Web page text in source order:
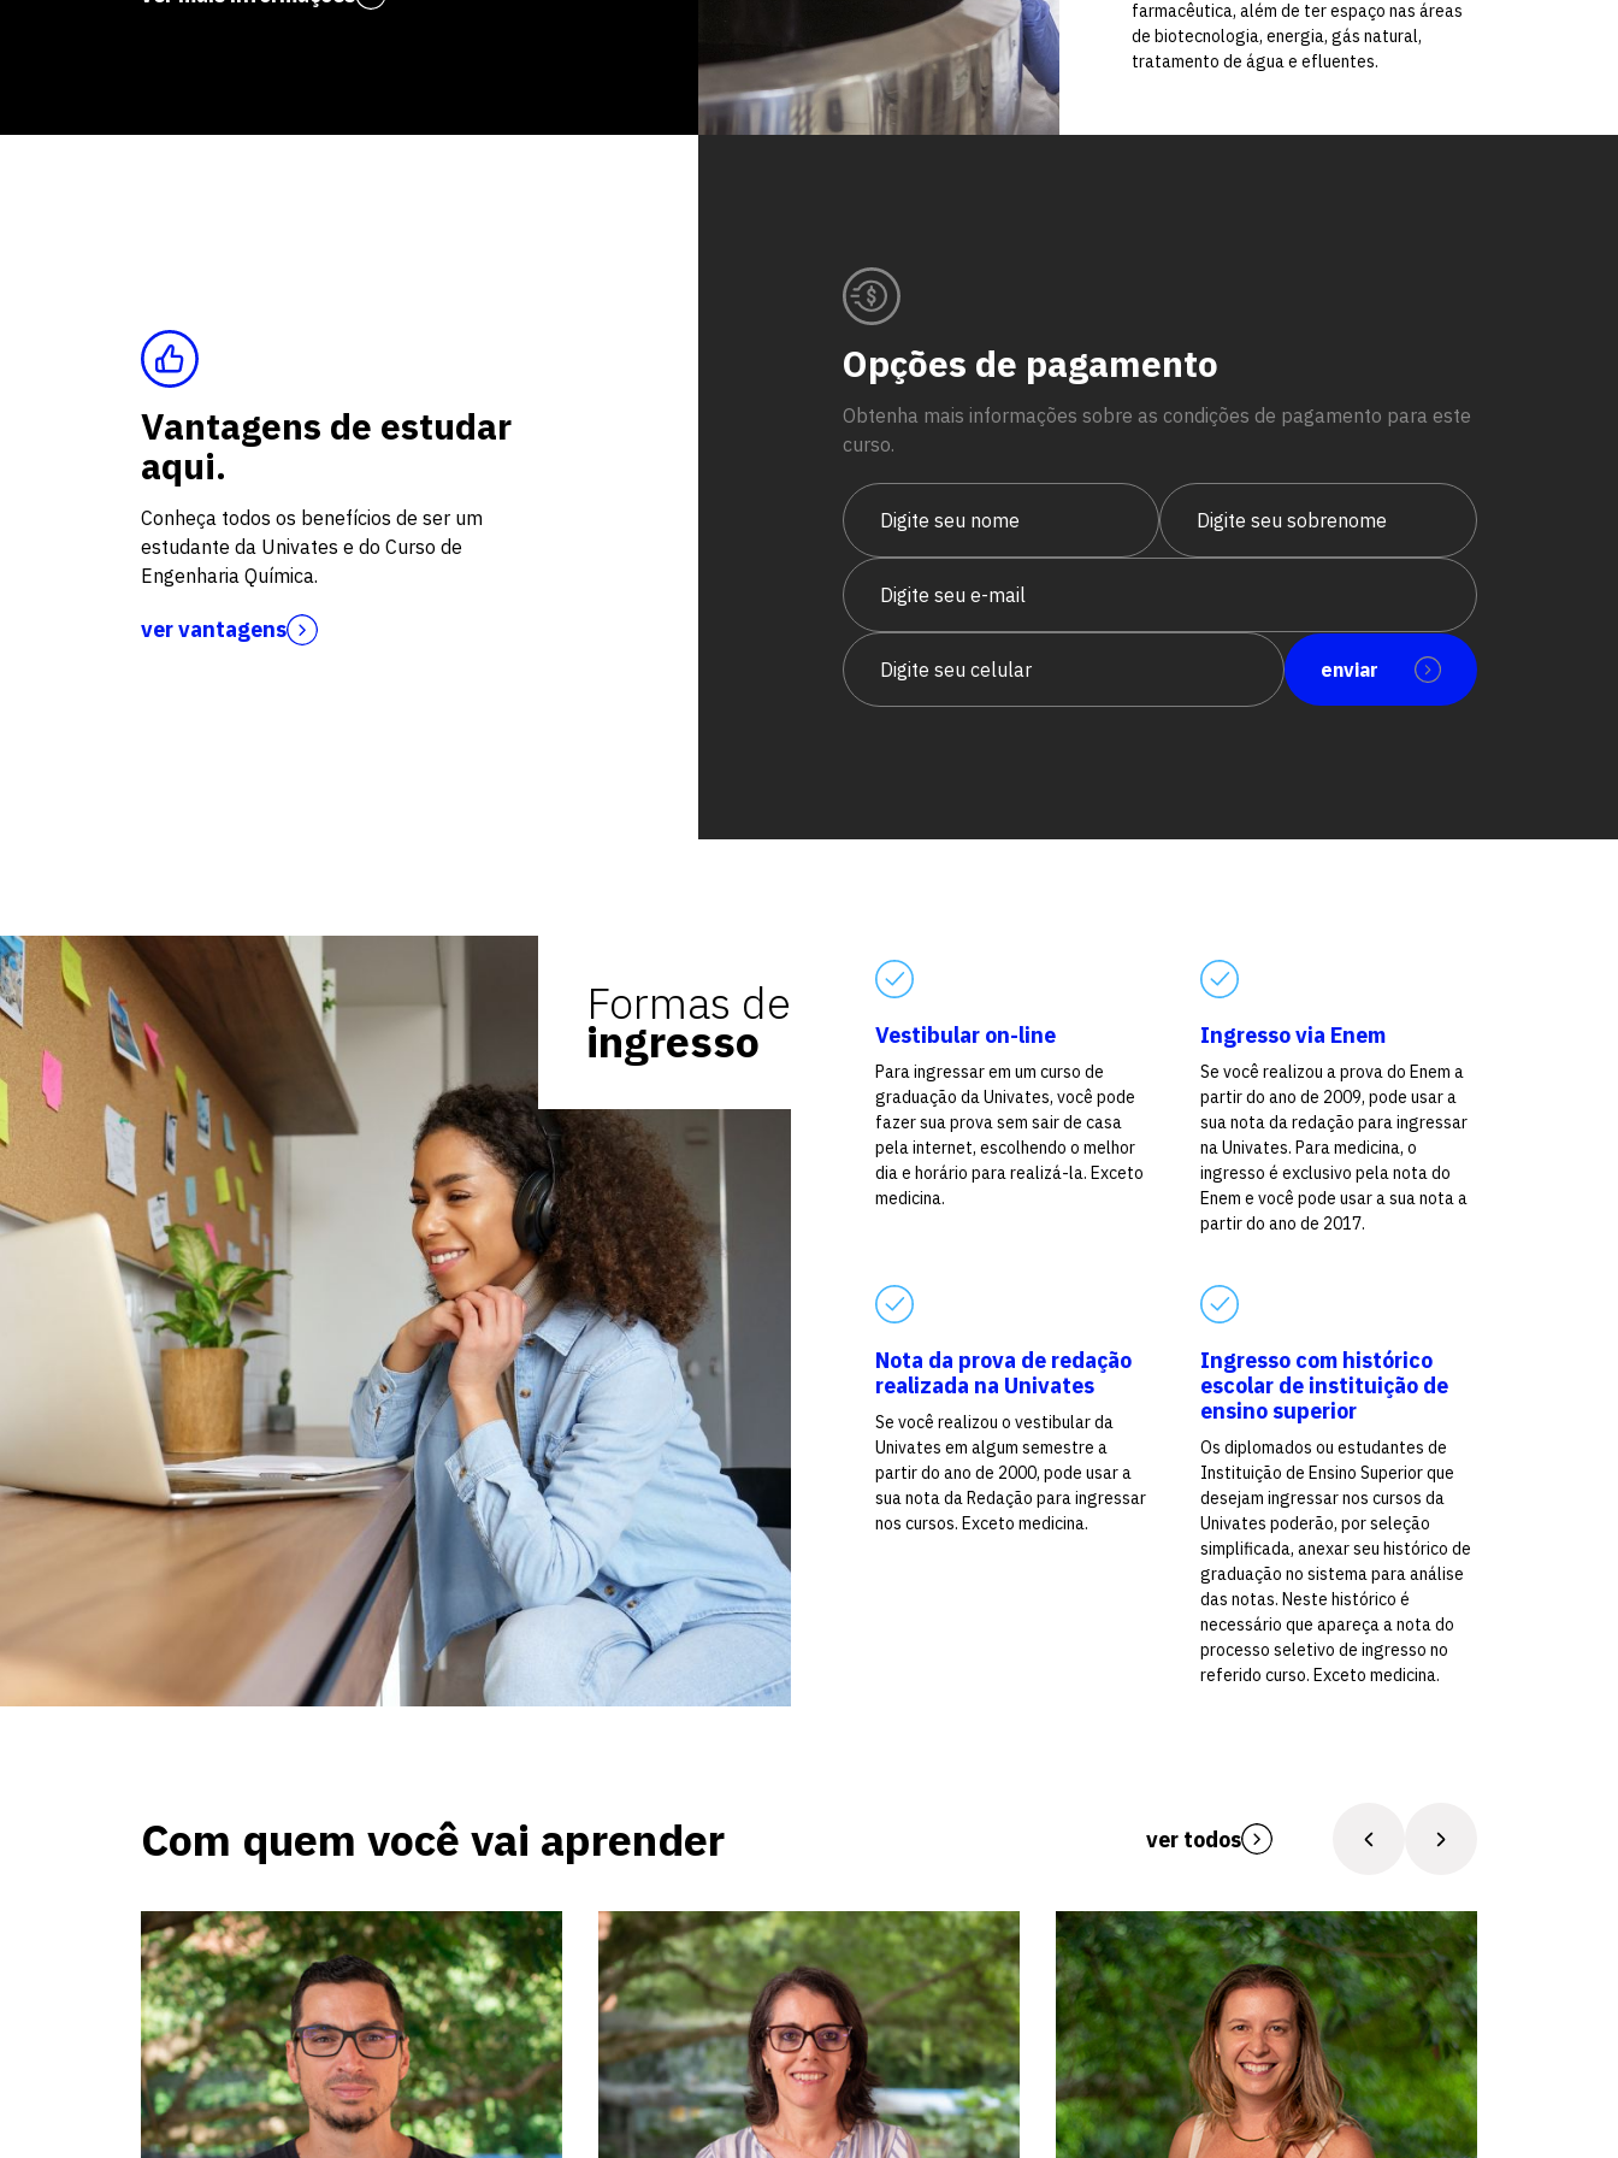
farmacêutica, além de ter espaço nas áreas
de biotecnologia, energia, gás natural,
tratamento de água e efluentes.
Vantagens de estudar
aqui.
Conheça todos os benefícios de ser um
estudante da Univates e do Curso de
Engenharia Química.
ver vantagens
Opções de pagamento
Obtenha mais informações sobre as condições de pagamento para este
curso.
enviar
Formas de
ingresso Vestibular on-line
Para ingressar em um curso de
graduação da Univates, você pode
fazer sua prova sem sair de casa
pela internet, escolhendo o melhor
dia e horário para realizá-la. Exceto
medicina.
Ingresso via Enem
Se você realizou a prova do Enem a
partir do ano de 2009, pode usar a
sua nota da redação para ingressar
na Univates. Para medicina, o
ingresso é exclusivo pela nota do
Enem e você pode usar a sua nota a
partir do ano de 2017.
Nota da prova de redação
realizada na Univates
Se você realizou o vestibular da
Univates em algum semestre a
partir do ano de 2000, pode usar a
sua nota da Redação para ingressar
nos cursos. Exceto medicina.
Ingresso com histórico
escolar de instituição de
ensino superior
Os diplomados ou estudantes de
Instituição de Ensino Superior que
desejam ingressar nos cursos da
Univates poderão, por seleção
simplificada, anexar seu histórico de
graduação no sistema para análise
das notas. Neste histórico é
necessário que apareça a nota do
processo seletivo de ingresso no
referido curso. Exceto medicina.
Com quem você vai aprender ver todos
Escolha a vaga que você
quer concorrer:
vagas para início de curso
vagas a partir do 2º ano de curso